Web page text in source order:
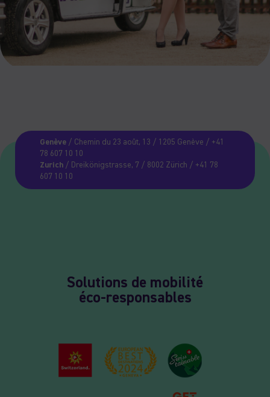
Genève/ Chemin du 23 août, 13 / 1205 Genève / +41
78 607 10 10
Zurich/ Dreikönigstrasse, 7 / 8002 Zürich / +41 78
607 10 10
Solutions de mobilité
éco-responsables